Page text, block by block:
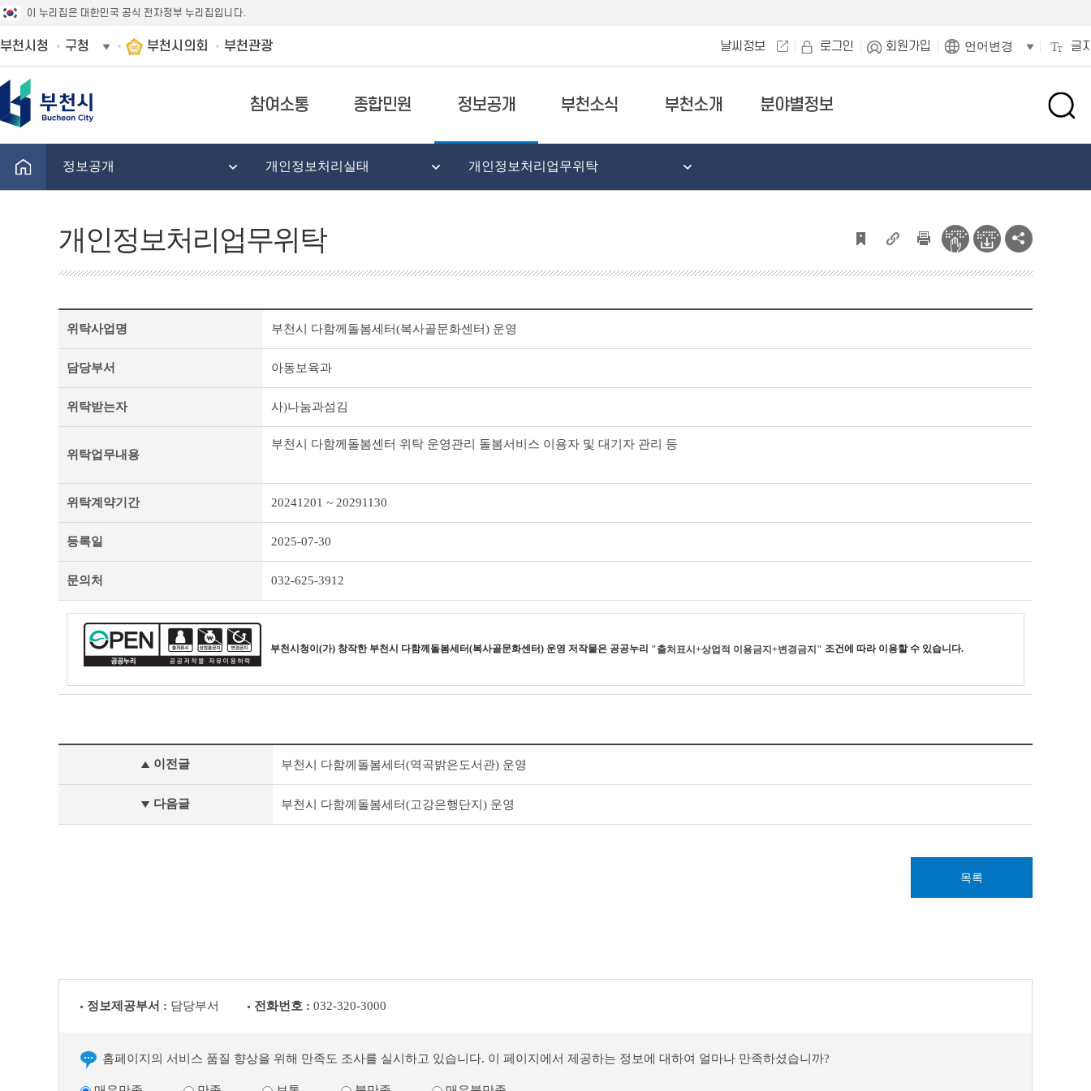
이 누리집은 대한민국 공식 전자정부 누리집입니다.
부천시청 구청 부천시의회 부천관광 날씨정보 로그인 회원가입 언어변경 글
참여소통 종합민원 정보공개 부천소식 부천소개 분야별정보
검
창
정보공개 개인정보처리실태 개인정보처리업무위탁
개인정보처리업무위탁
인
정
보
처
업
무
탁
인
정
제
목
테
위탁사업명 부천시 다함께돌봄세터(복사골문화센터) 운영
담당부서 아동보육과
위탁받는자 사)나눔과섬김
위탁업무내용
부천시 다함께돌봄센터 위탁 운영관리 돌봄서비스 이용자 및 대기자 관리 등
위탁계약기간 20241201 ~ 20291130
등록일 2025-07-30
문의처 032-625-3912
부천시청이(가) 창작한 부천시 다함께돌봄세터(복사골문화센터) 운영 저작물은 공공누리 "출처표시+상업적 이용금지+변경금지" 조건에 따라 이용할 수 있습니다.
정
리
글
이전글 부천시 다함께돌봄세터(역곡밝은도서관) 운영
다음글 부천시 다함께돌봄세터(고강은행단지) 운영
목록
정보제공부서 : 담당부서 전화번호 : 032-320-3000
홈페이지의 서비스 품질 향상을 위해 만족도 조사를 실시하고 있습니다. 이 페이지에서 제공하는 정보에 대하여 얼마나 만족하셨습니까?